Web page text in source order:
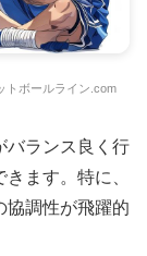
トボールライン.com
バランス良く行
ます。特に、
協調性が飛躍的